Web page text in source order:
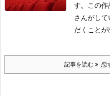
す。この
さんがし
だくこと
記事を読む 恋